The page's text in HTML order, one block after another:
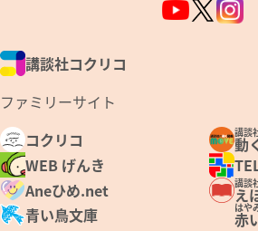
講談社コクリコ
ファミリーサイト
コクリコ
講談
動
WEB げんき
Aneひめ.net
講談
え
青い鳥文庫
はや
赤